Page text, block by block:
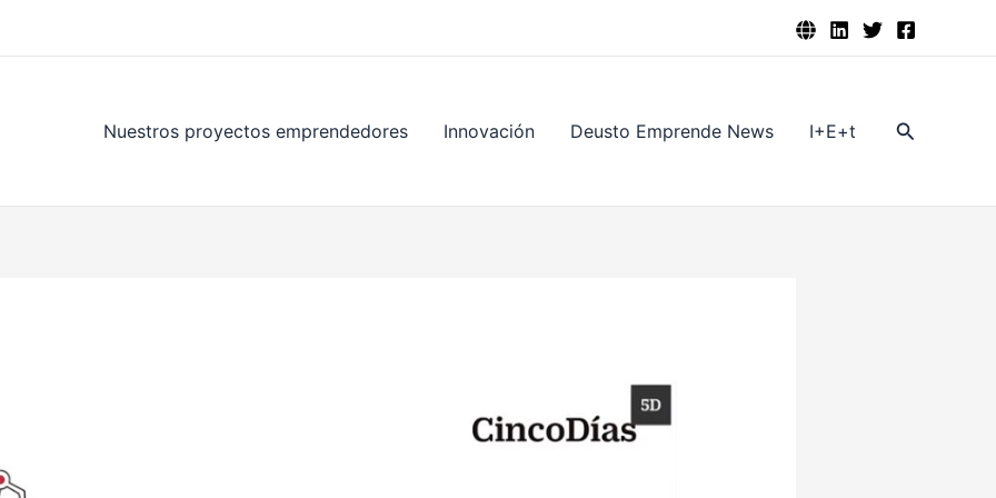
Nuestros proyectos emprendedores Innovación Deusto Emprende News I+E+t Buscar